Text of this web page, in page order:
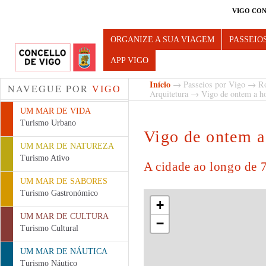
VIGO
Turismo de Vigo
ORGANIZE A SUA VIAGEM
APP VIGO
NAVEGUE POR VIGO
UM MAR DE VIDA
Turismo Urbano
UM MAR DE NATUREZA
Turismo Ativo
UM MAR DE SABORES
Turismo Gastronómico
UM MAR DE CULTURA
Turismo Cultural
UM MAR DE NÁUTICA
Turismo Náutico
Início → Passeios por Vigo →
Arquitetura → Vigo de ontem a
Vigo de ontem
A cidade ao longo de
+
−